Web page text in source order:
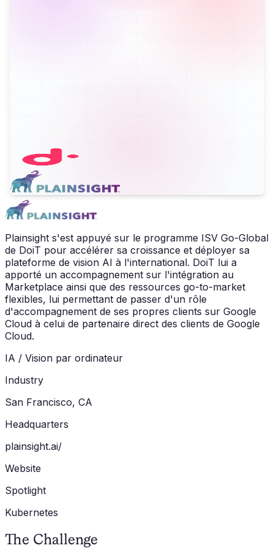
Plainsight s'est appuyé sur le programme ISV Go-Global
de DoiT pour accélérer sa croissance et déployer sa
plateforme de vision AI à l'international. DoiT lui a
apporté un accompagnement sur l'intégration au
Marketplace ainsi que des ressources go-to-market
flexibles, lui permettant de passer d'un rôle
d'accompagnement de ses propres clients sur Google
Cloud à celui de partenaire direct des clients de Google
Cloud.
IA / Vision par ordinateur
Industry
San Francisco, CA
Headquarters
plainsight.ai/
Website
Spotlight
Kubernetes
The Challenge